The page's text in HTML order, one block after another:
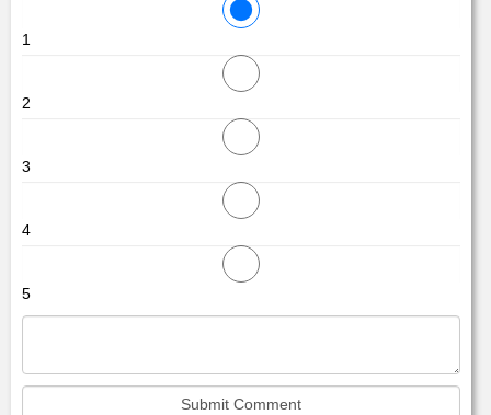
1
2
3
4
5